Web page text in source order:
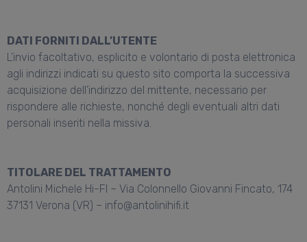
DATI FORNITI DALL’UTENTE
L’invio facoltativo, esplicito e volontario di posta elettronica
agli indirizzi indicati su questo sito comporta la successiva
acquisizione dell’indirizzo del mittente, necessario per
rispondere alle richieste, nonché degli eventuali altri dati
personali inseriti nella missiva.
TITOLARE DEL TRATTAMENTO
Antolini Michele Hi-FI – Via Colonnello Giovanni Fincato, 174
37131 Verona (VR) – info@antolinihifi.it